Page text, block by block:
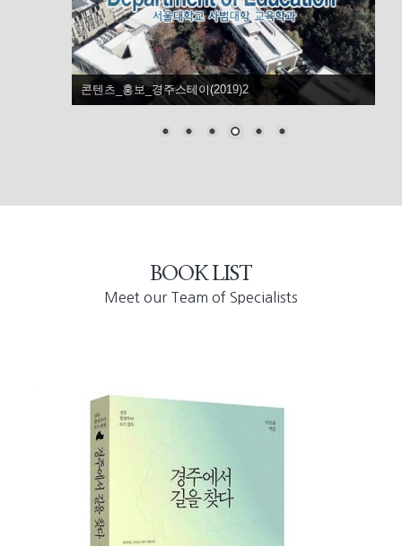
콘텐츠_홍보_경주스테이(2019)2
BOOK LIST
Meet our Team of Specialists